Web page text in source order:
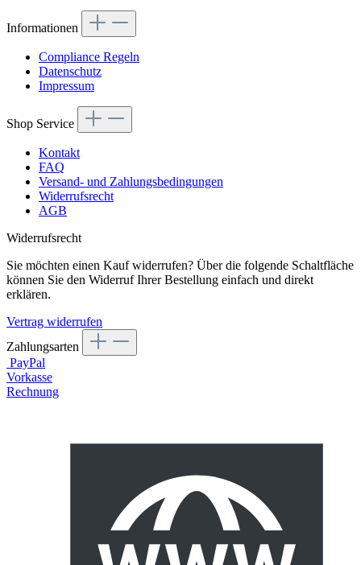
Informationen
Compliance Regeln
Datenschutz
Impressum
Shop Service
Kontakt
FAQ
Versand- und Zahlungsbedingungen
Widerrufsrecht
AGB
Widerrufsrecht
Sie möchten einen Kauf widerrufen? Über die folgende Schaltfläche
können Sie den Widerruf Ihrer Bestellung einfach und direkt
erklären.
Vertrag widerrufen
Zahlungsarten
PayPal
Vorkasse
Rechnung